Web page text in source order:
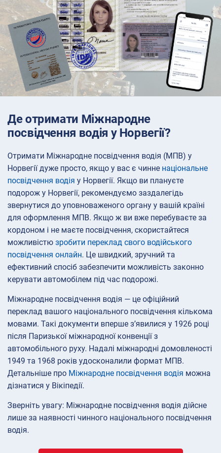
Де отримати Міжнародне
посвідчення водія у Норвегії?
Отримати Міжнародне посвідчення водія (МПВ) у
Норвегії дуже просто, якщо у вас є чинне національне
посвідчення водія у Норвегії. Якщо ви плануєте
подорож у Норвегії, рекомендуємо заздалегідь
звернутися до уповноваженого органу у вашій країні
для оформлення МПВ. Якщо ж ви вже перебуваєте за
кордоном і не маєте посвідчення, скористайтеся
можливістю зробити переклад свого водійського
посвідчення онлайн. Це швидкий, зручний та
ефективний спосіб забезпечити можливість законно
керувати автомобілем під час подорожі.
Міжнародне посвідчення водія — це офіційний
переклад вашого національного посвідчення кількома
мовами. Такі документи вперше з’явилися у 1926 році
після Паризької міжнародної конвенції з
автомобільного руху. Надалі міжнародні домовленості
1949 та 1968 років удосконалили формат МПВ.
Детальніше про Міжнародне посвідчення водія можна
дізнатися у Вікіпедії.
Зверніть увагу: Міжнародне посвідчення водія дійсне
лише за наявності чинного національного посвідчення
водія.